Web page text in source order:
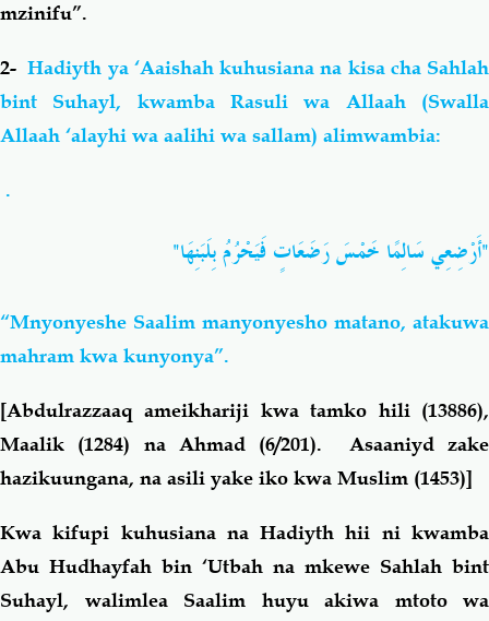
mzinifu”.
2-Hadiyth ya ‘Aaishah kuhusiana na kisa cha Sahlah
bint Suhayl, kwamba Rasuli wa Allaah (Swalla
Allaah ‘alayhi wa aalihi wa sallam) alimwambia:
.
"أَرْضِعِي سَالِمًا خَمْسَ رَضَعَاتٍ فَيَحْرُمُ بِلَبَنِهَا"
“Mnyonyeshe Saalim manyonyesho matano, atakuwa
mahram kwa kunyonya”.
[Abdulrazzaaq ameikhariji kwa tamko hili (13886),
Maalik (1284) na Ahmad (6/201). Asaaniyd zake
hazikuungana, na asili yake iko kwa Muslim (1453)]
Kwa kifupi kuhusiana na Hadiyth hii ni kwamba
Abu Hudhayfah bin ‘Utbah na mkewe Sahlah bint
Suhayl, walimlea Saalim huyu akiwa mtoto wa